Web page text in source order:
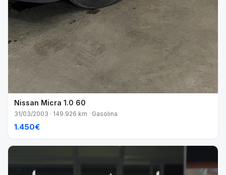
Nissan Micra 1.0 60
31/03/2003 · 149.926 km · Gasolina
1.450€